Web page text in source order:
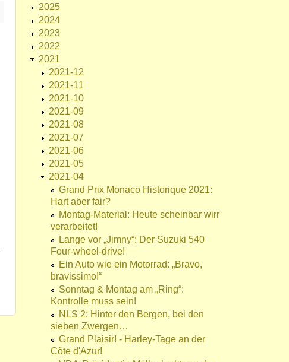
2025
2024
2023
2022
2021
2021-12
2021-11
2021-10
2021-09
2021-08
2021-07
2021-06
2021-05
2021-04
Grand Prix Monaco Historique 2021:
Hart aber fair?
Montag-Material: Heute scheinbar wirr
verarbeitet!
Lange vor „Jimny“: Der Suzuki 540
Four-wheel-drive!
Ein Auto wie ein Motorrad: „Bravo,
bravissimo!“
Sonntag & Montag am „Ring“:
Kontrolle muss sein!
NLS 2: Hinter den Bergen, bei den
sieben Zwergen…
Grand Plaisir! - Harley-Tage an der
Côte d'Azur!